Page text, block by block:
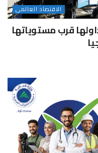
الاقتصاد العالمى
قرب مستوياتها